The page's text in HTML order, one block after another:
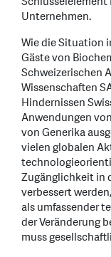
Unternehmen.
Wie die Situation
Gäste von
Schweizerischen
Wissenschaften
Hindernissen
Anwendungen
von Generika
vielen globalen
Zugänglichkeit in
verbessert
als umfassender
der Veränderung
muss